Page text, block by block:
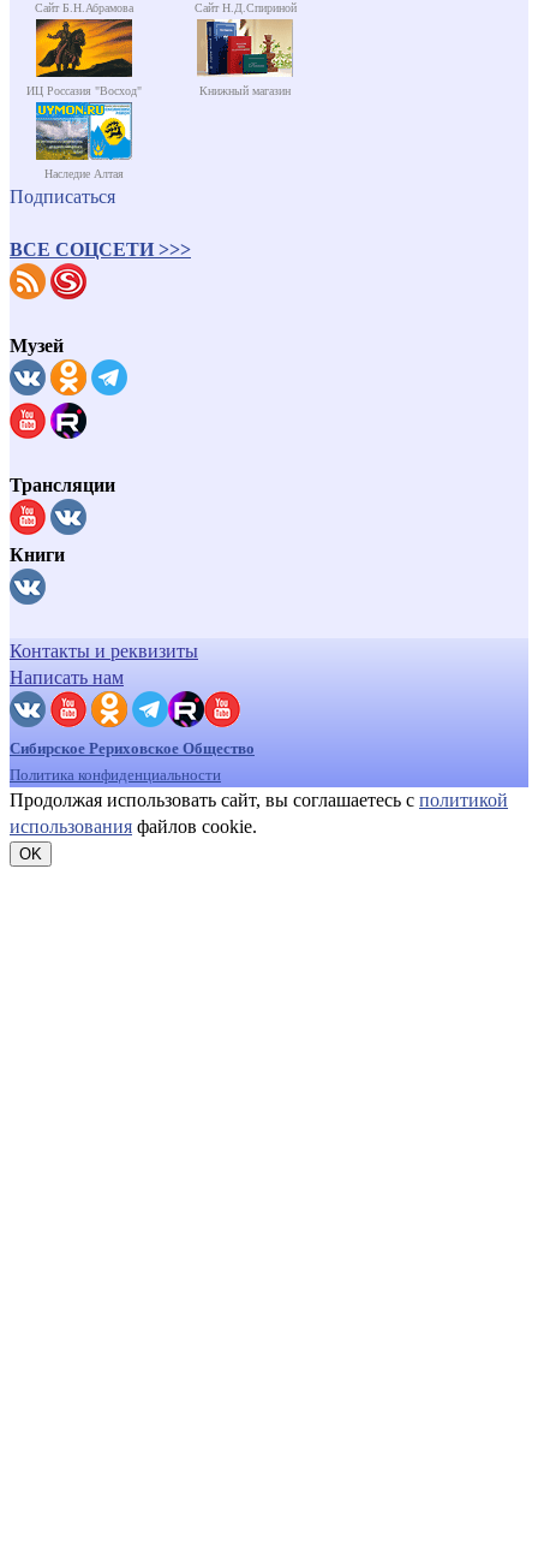
Сайт Б.Н.Абрамова Сайт Н.Д.Спириной
ИЦ Россазия "Восход" Книжный магазин
Наследие Алтая
Подписаться
ВСЕ СОЦСЕТИ >>>
Музей
Трансляции
Книги
Контакты и реквизиты
Написать нам
Сибирское Рериховское Общество
Политика конфиденциальности
Продолжая использовать сайт, вы соглашаетесь с политикой
использования файлов cookie.
OK